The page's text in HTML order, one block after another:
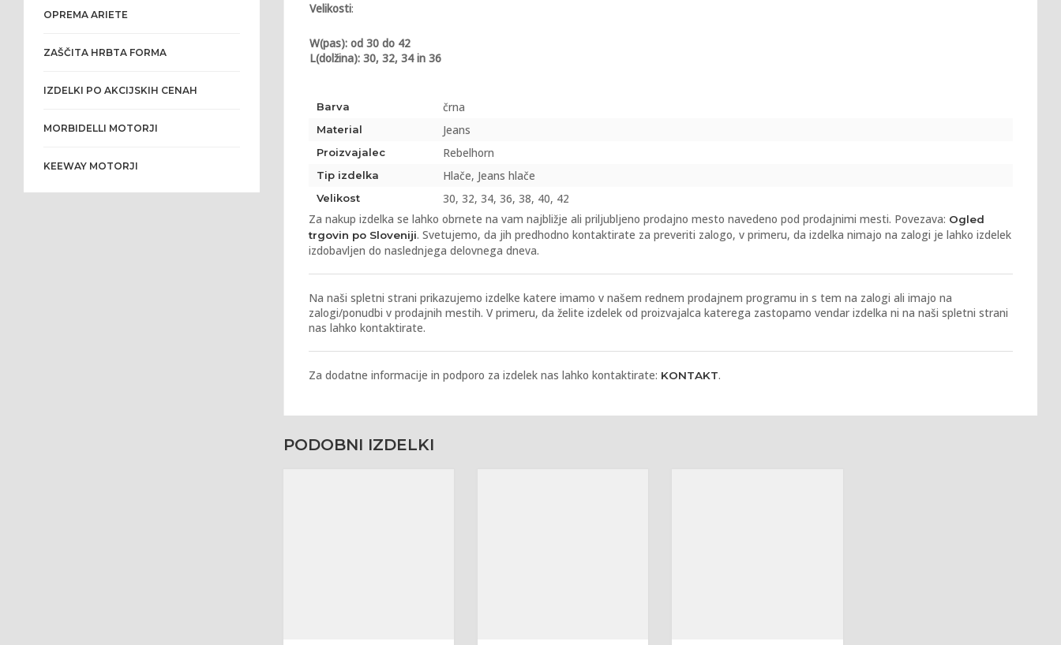
Velikosti:
W(pas): od 30 do 42
L(dolžina): 30, 32, 34 in 36
Barva črna
Material Jeans
Proizvajalec Rebelhorn
Tip izdelka Hlače, Jeans hlače
Velikost
30, 32, 34, 36, 38, 40, 42
Za nakup izdelka se lahko obrnete na vam najbližje ali priljubljeno prodajno mesto navedeno pod prodajnimi mesti. Povezava: Ogled
trgovin po Sloveniji. Svetujemo, da jih predhodno kontaktirate za preveriti zalogo, v primeru, da izdelka nimajo na zalogi je lahko izdelek
izdobavljen do naslednjega delovnega dneva.
Na naši spletni strani prikazujemo izdelke katere imamo v našem rednem prodajnem programu in s tem na zalogi ali imajo na
zalogi/ponudbi v prodajnih mestih. V primeru, da želite izdelek od proizvajalca katerega zastopamo vendar izdelka ni na naši spletni strani
nas lahko kontaktirate.
Za dodatne informacije in podporo za izdelek nas lahko kontaktirate: KONTAKT.
Podobni izdelki
OPREMA ARIETE
ZAŠČITA HRBTA FORMA
IZDELKI PO AKCIJSKIH CENAH
MORBIDELLI MOTORJI
KEEWAY MOTORJI